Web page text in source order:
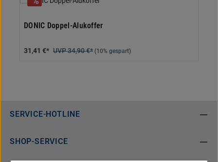
DONIC Doppel-Alukoffer
31,41 €* 34,90 €* (10% gespart)
SERVICE-HOTLINE
SHOP-SERVICE